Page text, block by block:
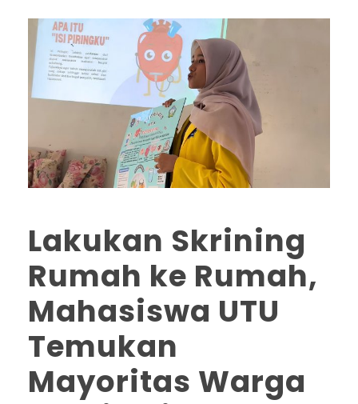
Lakukan Skrining
Rumah ke Rumah,
Mahasiswa UTU
Temukan
Mayoritas Warga